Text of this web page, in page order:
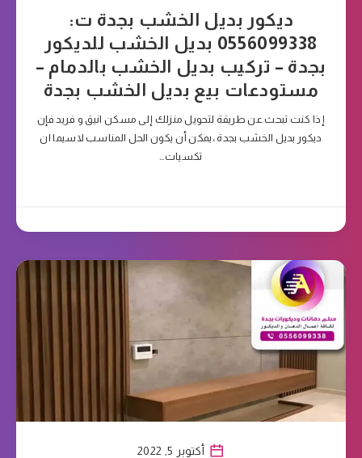
ديكور بديل الخشب بجدة ت:
0556099338 بديل الخشب للديكور
بجدة – تركيب بديل الخشب بالدمام –
مستودعات بيع بديل الخشب بجدة
إذا كنت تبحث عن طريقة لتحويل منزلك إلى مسكن انيق و فريد فإن
ديكور بديل الخشب بجدة ،يمكن أن يكون الحل المناسب لاسيما ان
تكسيات…
أكتوبر 5, 2022